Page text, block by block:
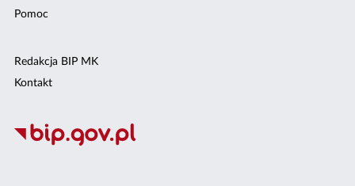
Pomoc
Redakcja BIP MK
Kontakt